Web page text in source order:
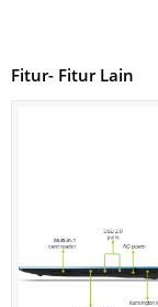
Fitur- Fitur Lain